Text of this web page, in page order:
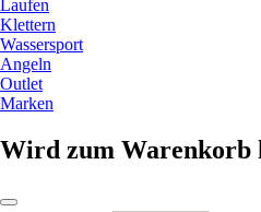
Laufen
Klettern
Wassersport
Angeln
Outlet
Marken
Wird zum Warenkorb